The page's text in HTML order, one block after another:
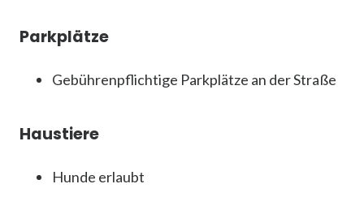
Parkplätze
Gebührenpflichtige Parkplätze an der Straße
Haustiere
Hunde erlaubt